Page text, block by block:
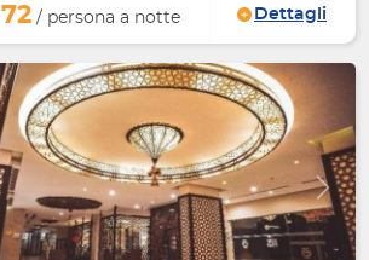
/ persona a notte Dettagli
Avanti